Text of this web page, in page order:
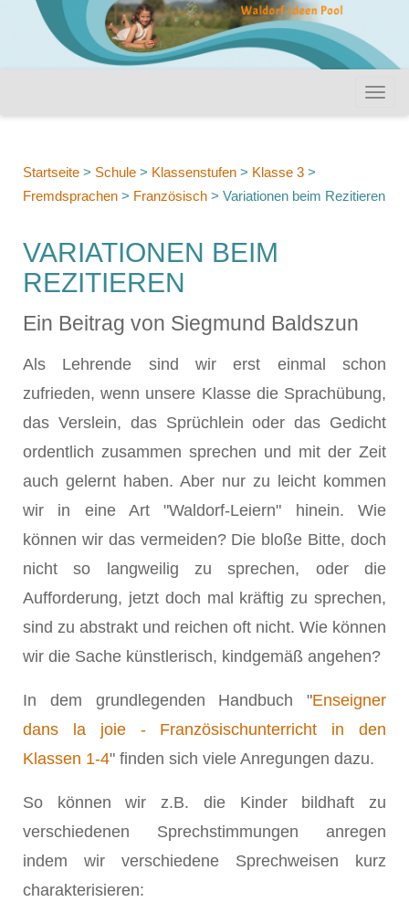
Startseite > Schule > Klassenstufen > Klasse 3 >
Fremdsprachen > Französisch > Variationen beim Rezitieren
VARIATIONEN BEIM
REZITIEREN
Ein Beitrag von Siegmund Baldszun
Als Lehrende sind wir erst einmal schon
zufrieden, wenn unsere Klasse die Sprachübung,
das Verslein, das Sprüchlein oder das Gedicht
ordentlich zusammen sprechen und mit der Zeit
auch gelernt haben. Aber nur zu leicht kommen
wir in eine Art "Waldorf-Leiern" hinein. Wie
können wir das vermeiden? Die bloße Bitte, doch
nicht so langweilig zu sprechen, oder die
Aufforderung, jetzt doch mal kräftig zu sprechen,
sind zu abstrakt und reichen oft nicht. Wie können
wir die Sache künstlerisch, kindgemäß angehen?
In dem grundlegenden Handbuch "Enseigner
dans la joie - Französischunterricht in den
Klassen 1-4" finden sich viele Anregungen dazu.
So können wir z.B. die Kinder bildhaft zu
verschiedenen Sprechstimmungen anregen
indem wir verschiedene Sprechweisen kurz
charakterisieren: